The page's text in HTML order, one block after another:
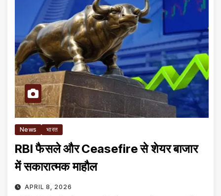
News भारत
RBI फैसले और Ceasefire से शेयर बाजार
में सकारात्मक माहौल
APRIL 8, 2026